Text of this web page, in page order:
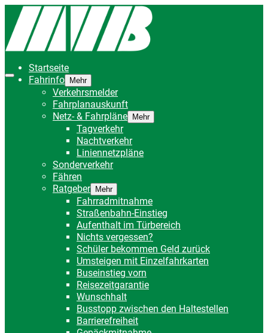
Startseite
Fahrinfo
Mehr
Verkehrsmelder
Fahrplanauskunft
Netz- & Fahrpläne
Mehr
Tagverkehr
Nachtverkehr
Liniennetzpläne
Sonderverkehr
Fähren
Ratgeber
Mehr
Fahrradmitnahme
Straßenbahn-Einstieg
Aufenthalt im Türbereich
Nichts vergessen?
Schüler bekommen Geld zurück
Umsteigen mit Einzelfahrkarten
Buseinstieg vorn
Reisezeitgarantie
Wunschhalt
Busstopp zwischen den Haltestellen
Barrierefreiheit